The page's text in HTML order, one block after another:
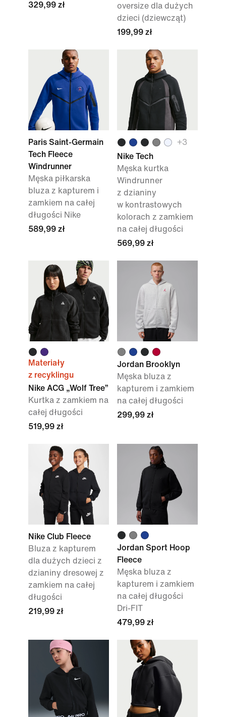
329,99 zł
oversize dla dużych
dzieci (dziewcząt)
199,99 zł
Paris Saint-Germain
Tech Fleece
Windrunner
Męska piłkarska
bluza z kapturem i
zamkiem na całej
długości Nike
589,99 zł
+3
Nike Tech
Męska kurtka
Windrunner
z dzianiny
w kontrastowych
kolorach z zamkiem
na całej długości
569,99 zł
Materiały
z recyklingu
Nike ACG „Wolf Tree”
Kurtka z zamkiem na
całej długości
519,99 zł
Jordan Brooklyn
Męska bluza z
kapturem i zamkiem
na całej długości
299,99 zł
Nike Club Fleece
Bluza z kapturem
dla dużych dzieci z
dzianiny dresowej z
zamkiem na całej
długości
219,99 zł
Jordan Sport Hoop
Fleece
Męska bluza z
kapturem i zamkiem
na całej długości
Dri-FIT
479,99 zł